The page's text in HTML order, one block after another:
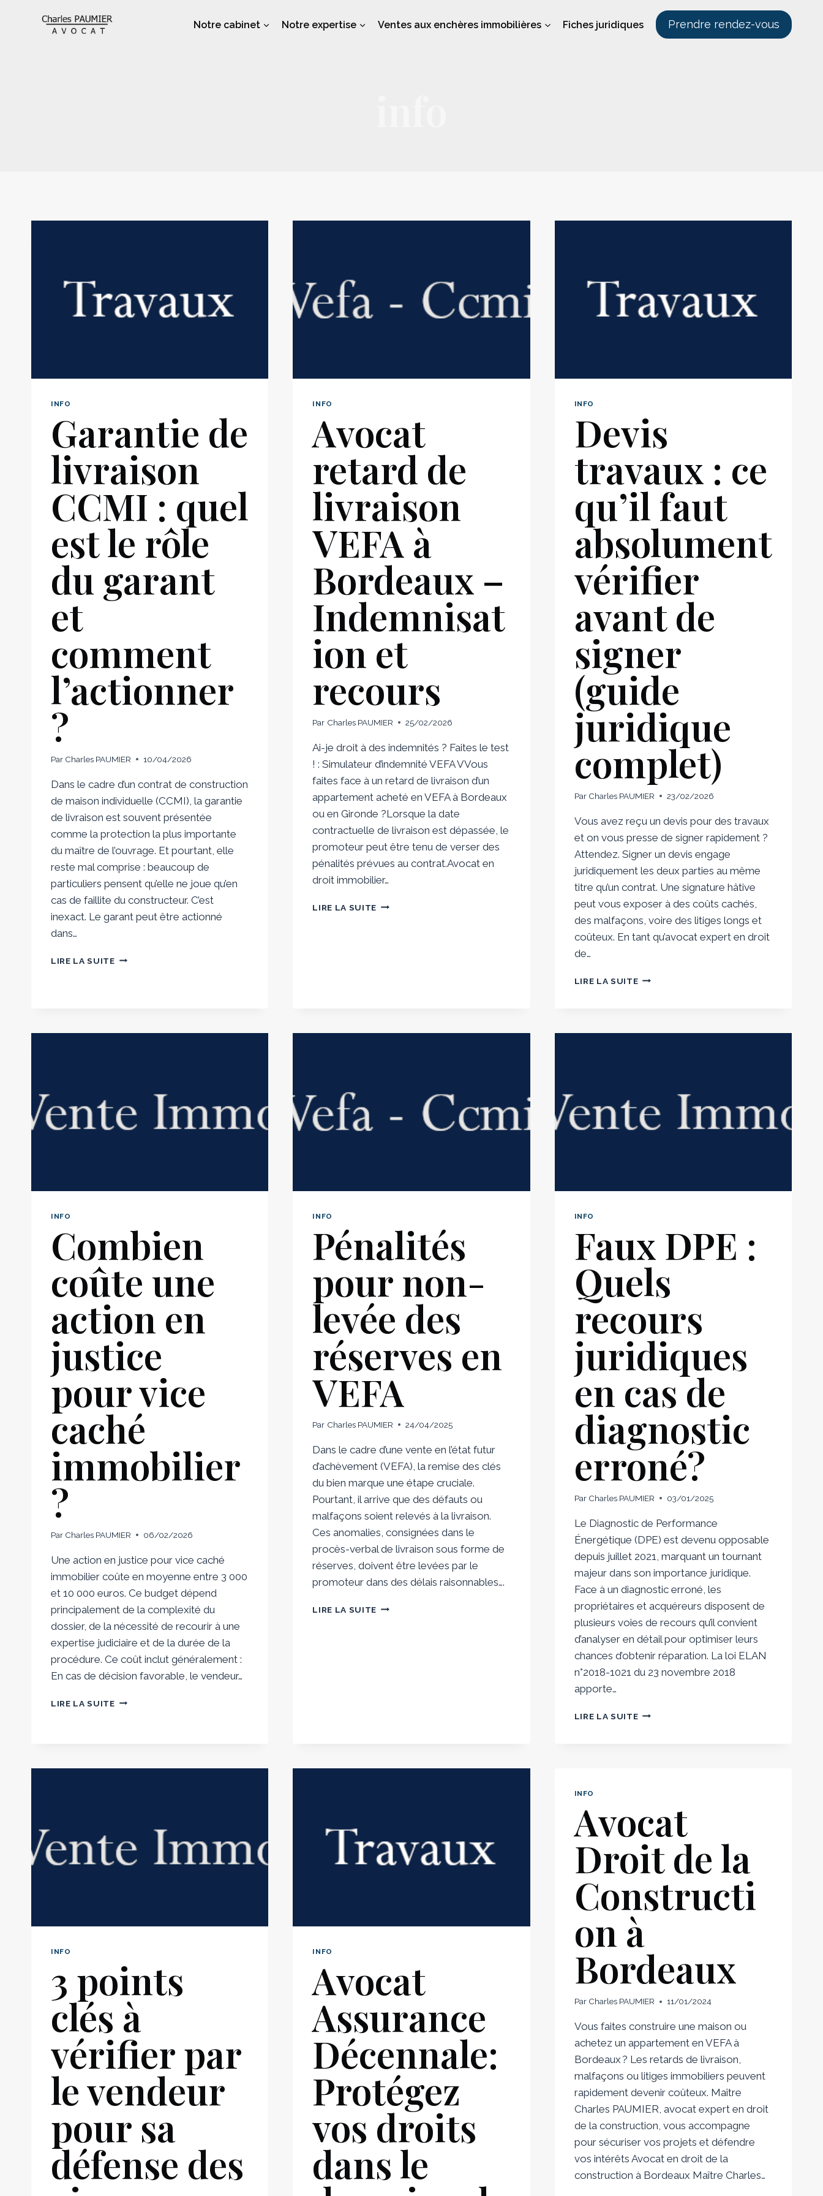
Notre cabinet Notre expertise Ventes aux enchères immobilières Fiches juridiques Prendre rendez-vous
INFO
Garantie de
livraison
CCMI : quel
est le rôle
du garant
et
comment
l’actionner
?
Par Charles PAUMIER 10/04/2026
Dans le cadre d’un contrat de construction
de maison individuelle (CCMI), la garantie
de livraison est souvent présentée
comme la protection la plus importante
du maître de l’ouvrage. Et pourtant, elle
reste mal comprise : beaucoup de
particuliers pensent qu’elle ne joue qu’en
cas de faillite du constructeur. C’est
inexact. Le garant peut être actionné
dans…
LIRE LA SUITEGARANTIE
EST
COMMENT
L’ACTIONNER
INFO
Avocat
retard de
livraison
VEFA à
Bordeaux –
Indemnisat
ion et
recours
Par Charles PAUMIER 25/02/2026
Ai-je droit à des indemnités ? Faites le test
! : Simulateur d’indemnité VEFA VVous
faites face à un retard de livraison d’un
appartement acheté en VEFA à Bordeaux
ou en Gironde ?Lorsque la date
contractuelle de livraison est dépassée, le
promoteur peut être tenu de verser des
pénalités prévues au contrat.Avocat en
droit immobilier…
LIRE LA SUITE AVOCAT
RECOURS
INFO
Devis
travaux : ce
qu’il faut
absolument
vérifier
avant de
signer
(guide
juridique
complet)
Par Charles PAUMIER 23/02/2026
Vous avez reçu un devis pour des travaux
et on vous presse de signer rapidement ?
Attendez. Signer un devis engage
juridiquement les deux parties au même
titre qu’un contrat. Une signature hâtive
peut vous exposer à des coûts cachés,
des malfaçons, voire des litiges longs et
coûteux. En tant qu’avocat expert en droit
de…
LIRE LA SUITEDEVIS
SIGNER
(GUIDE
JURIDIQUE
INFO
Combien
coûte une
action en
justice
pour vice
caché
immobilier
?
Par Charles PAUMIER 06/02/2026
Une action en justice pour vice caché
immobilier coûte en moyenne entre 3 000
et 10 000 euros. Ce budget dépend
principalement de la complexité du
dossier, de la nécessité de recourir à une
expertise judiciaire et de la durée de la
procédure. Ce coût inclut généralement :
En cas de décision favorable, le vendeur…
LIRE LA SUITECOMBIEN
INFO
Pénalités
pour non-
levée des
réserves en
VEFA
Par Charles PAUMIER 24/04/2025
Dans le cadre d’une vente en l’état futur
d’achèvement (VEFA), la remise des clés
du bien marque une étape cruciale.
Pourtant, il arrive que des défauts ou
malfaçons soient relevés à la livraison.
Ces anomalies, consignées dans le
procès-verbal de livraison sous forme de
réserves, doivent être levées par le
promoteur dans des délais raisonnables….
LIRE LA SUITE PÉNALITÉS
INFO
Faux DPE :
Quels
recours
juridiques
en cas de
diagnostic
erroné?
Par Charles PAUMIER 03/01/2025
Le Diagnostic de Performance
Énergétique (DPE) est devenu opposable
depuis juillet 2021, marquant un tournant
majeur dans son importance juridique.
Face à un diagnostic erroné, les
propriétaires et acquéreurs disposent de
plusieurs voies de recours qu’il convient
d’analyser en détail pour optimiser leurs
chances d’obtenir réparation. La loi ELAN
n°2018-1021 du 23 novembre 2018
apporte…
LIRE LA SUITEFAUX
DE
DIAGNOSTIC
INFO
3 points
clés à
vérifier par
le vendeur
pour sa
défense des
INFO
Avocat
Assurance
Décennale:
Protégez
vos droits
dans le
INFO
Avocat
Droit de la
Constructi
on à
Bordeaux
Par Charles PAUMIER 11/01/2024
Vous faites construire une maison ou
achetez un appartement en VEFA à
Bordeaux ? Les retards de livraison,
malfaçons ou litiges immobiliers peuvent
rapidement devenir coûteux. Maître
Charles PAUMIER, avocat expert en droit
de la construction, vous accompagne
pour sécuriser vos projets et défendre
vos intérêts Avocat en droit de la
construction à Bordeaux Maître Charles…